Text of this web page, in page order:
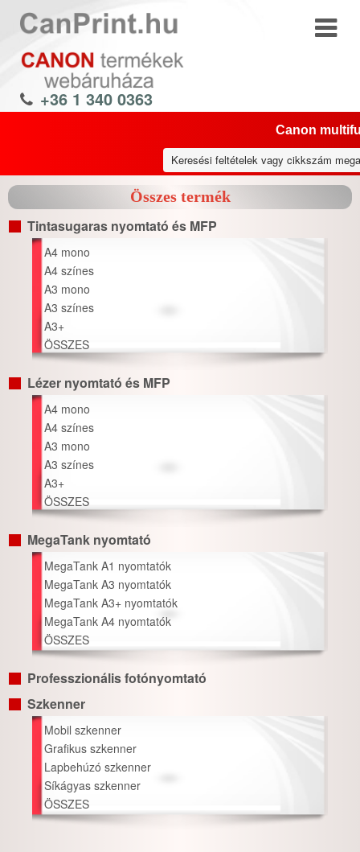
+36 1 340 0363
Canon
Összes termék
Tintasugaras nyomtató és MFP
A4 mono
A4 színes
A3 mono
A3 színes
A3+
ÖSSZES
Lézer nyomtató és MFP
A4 mono
A4 színes
A3 mono
A3 színes
A3+
ÖSSZES
MegaTank nyomtató
MegaTank A1 nyomtatók
MegaTank A3 nyomtatók
MegaTank A3+ nyomtatók
MegaTank A4 nyomtatók
ÖSSZES
Professzionális fotónyomtató
Szkenner
Mobil szkenner
Grafikus szkenner
Lapbehúzó szkenner
Síkágyas szkenner
ÖSSZES